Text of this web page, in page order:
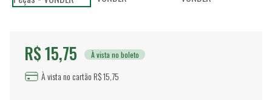
R$ 15,75 À vista no boleto
À vista no cartão R$ 15,75